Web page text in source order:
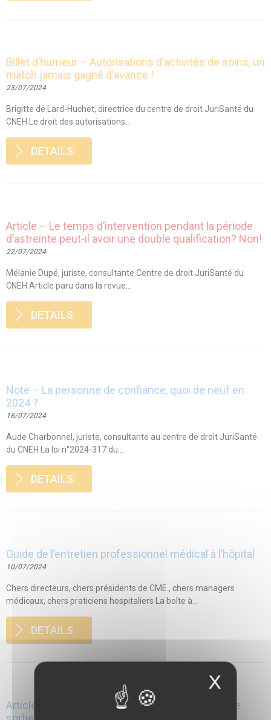
Billet d’humeur – Autorisations d’activités de soins, un
match jamais gagné d’avance !
23/07/2024
Brigitte de Lard-Huchet, directrice du centre de droit JuriSanté du
CNEH Le droit des autorisations...
DETAILS
Article – Le temps d’intervention pendant la période
d’astreinte peut-il avoir une double qualification? Non!
22/07/2024
Mélanie Dupé, juriste, consultante Centre de droit JuriSanté du
CNEH Article paru dans la revue...
DETAILS
Note – La personne de confiance, quoi de neuf en
2024 ?
16/07/2024
Aude Charbonnel, juriste, consultante au centre de droit JuriSanté
du CNEH La loi n°2024-317 du...
DETAILS
Guide de l’entretien professionnel médical à l’hôpital
10/07/2024
Chers directeurs, chers présidents de CME , chers managers
médicaux, chers praticiens hospitaliers La boîte à...
DETAILS
Article – La transmission de la lettre de liaison de
X